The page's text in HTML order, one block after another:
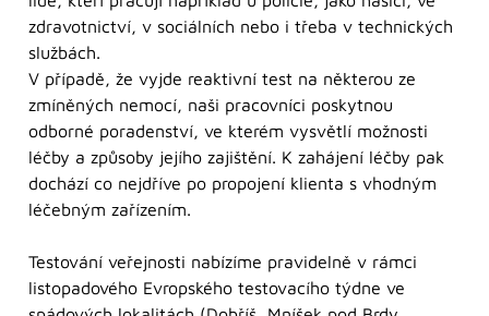
zdravotnictví, v sociálních nebo i třeba v technických
službách.
V případě, že vyjde reaktivní test na některou ze
zmíněných nemocí, naši pracovníci poskytnou
odborné poradenství, ve kterém vysvětlí možnosti
léčby a způsoby jejího zajištění. K zahájení léčby pak
dochází co nejdříve po propojení klienta s vhodným
léčebným zařízením.
Testování veřejnosti nabízíme pravidelně v rámci
listopadového Evropského testovacího týdne ve